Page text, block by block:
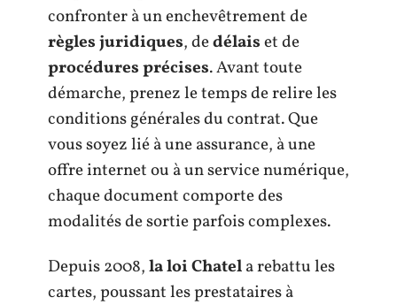
confronter à un enchevêtrement de
règles juridiques, dedélaiset de
procédures précises. Avant toute
démarche, prenez le temps de relire les
conditions générales du contrat. Que
vous soyez lié à une assurance, à une
offre internet ou à un service numérique,
chaque document comporte des
modalités de sortie parfois complexes.
Depuis 2008,la loi Chatela rebattu les
cartes, poussant les prestataires à